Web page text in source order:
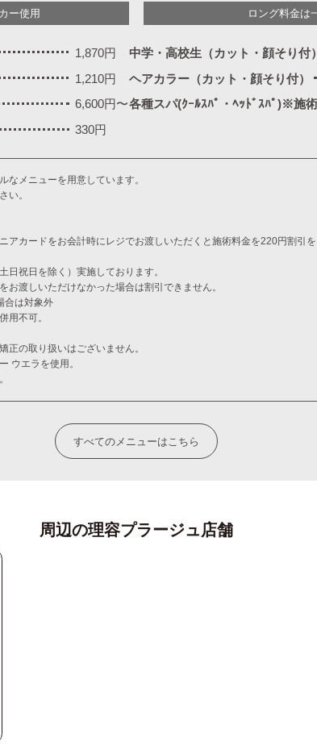
ー使用 ロング料金は
1,870円 中学・高校生（カット・顔そり付）
1,210円 ヘアカラー（カット・顔そり付）
6,600円〜各種スパ(ｸｰﾙｽﾊﾟ・ﾍｯﾄﾞｽﾊﾟ)※施
330円
なメニューを用意しています。
い。
アカードをお会計時にレジでお渡しいただくと施術料金を220円割引
祝日を除く）実施しております。
お渡しいただけなかった場合は割引できません。
合は対象外
用不可。
の取り扱いはございません。
ウエラを使用。
すべてのメニューはこちら
周辺の理容プラージュ店舗